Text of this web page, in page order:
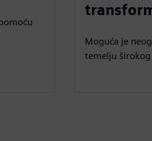
Moguća je
temelju